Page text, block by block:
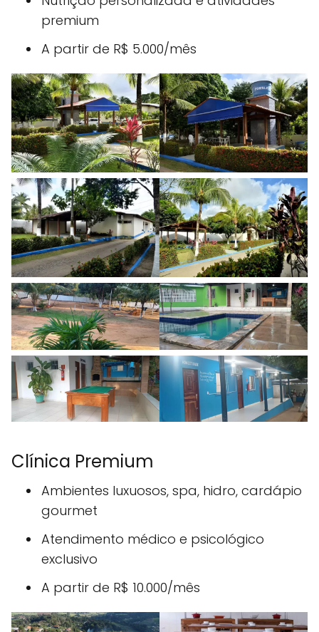
premium
A partir de R$ 5.000/mês
Clínica Premium
Ambientes luxuosos, spa, hidro, cardápio
gourmet
Atendimento médico e psicológico
exclusivo
A partir de R$ 10.000/mês